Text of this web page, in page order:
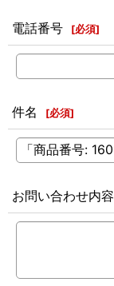
電話番号 [必須]
件名 [必須]
お問い合わせ内容